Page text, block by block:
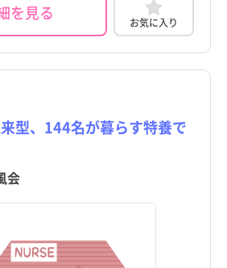
を見る お気に入り
型、144名が暮らす特養で
会